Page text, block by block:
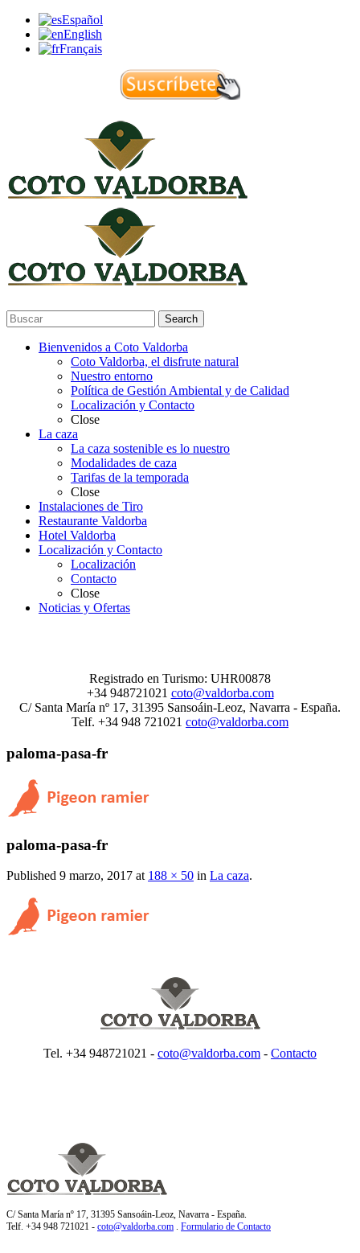
Español
English
Français
Search
Bienvenidos a Coto Valdorba
Coto Valdorba, el disfrute natural
Nuestro entorno
Política de Gestión Ambiental y de Calidad
Localización y Contacto
Close
La caza
La caza sostenible es lo nuestro
Modalidades de caza
Tarifas de la temporada
Close
Instalaciones de Tiro
Restaurante Valdorba
Hotel Valdorba
Localización y Contacto
Localización
Contacto
Close
Noticias y Ofertas
Registrado en Turismo: UHR00878
+34 948721021 coto@valdorba.com
C/ Santa María nº 17, 31395 Sansoáin-Leoz, Navarra - España.
Telf. +34 948 721021 coto@valdorba.com
paloma-pasa-fr
paloma-pasa-fr
Published 9 marzo, 2017 at 188 × 50 in La caza.
Tel. +34 948721021 - coto@valdorba.com - Contacto
C/ Santa María nº 17, 31395 Sansoáin-Leoz, Navarra - España.
Telf. +34 948 721021 - coto@valdorba.com Formulario de Contacto